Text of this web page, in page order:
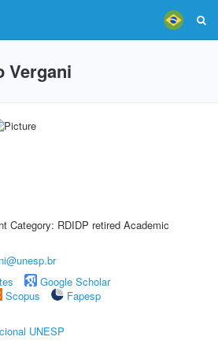
Vergani
Category: RDIDP retired Academic
Google Scholar
Scopus
Fapesp
UNESP